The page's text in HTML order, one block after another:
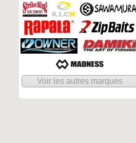
Voir les autres marques